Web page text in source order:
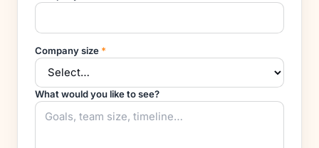
Company size *
What would you like to see?